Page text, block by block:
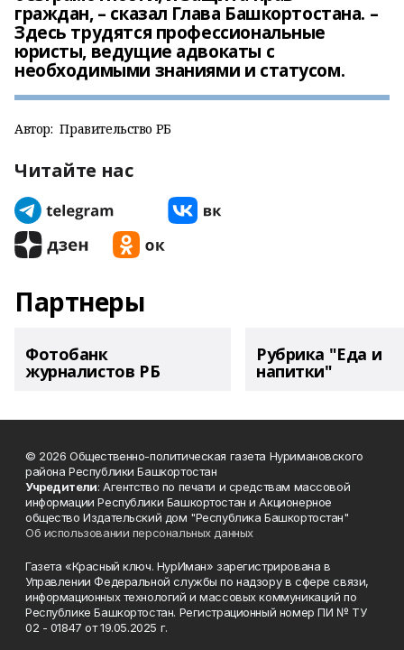
граждан, – сказал Глава Башкортостана. –
Здесь трудятся профессиональные
юристы, ведущие адвокаты с
необходимыми знаниями и статусом.
Автор: Правительство РБ
Читайте нас
Партнеры
Фотобанк
журналистов РБ
Рубрика "Еда и
напитки"
© 2026 Общественно-политическая газета Нуримановского
района Республики Башкортостан
Учредители: Агентство по печати и средствам массовой
информации Республики Башкортостан и Акционерное
общество Издательский дом "Республика Башкортостан"
Об использовании персональных данных
Газета «Красный ключ. НурИман» зарегистрирована в
Управлении Федеральной службы по надзору в сфере связи,
информационных технологий и массовых коммуникаций по
Республике Башкортостан. Регистрационный номер ПИ № ТУ
02 - 01847 от 19.05.2025 г.